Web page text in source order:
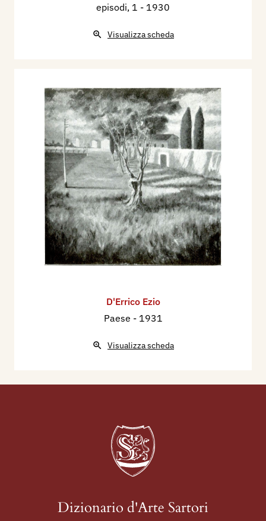
episodi, 1 - 1930
Visualizza scheda
D'Errico Ezio
Paese - 1931
Visualizza scheda
Dizionario d'Arte Sartori